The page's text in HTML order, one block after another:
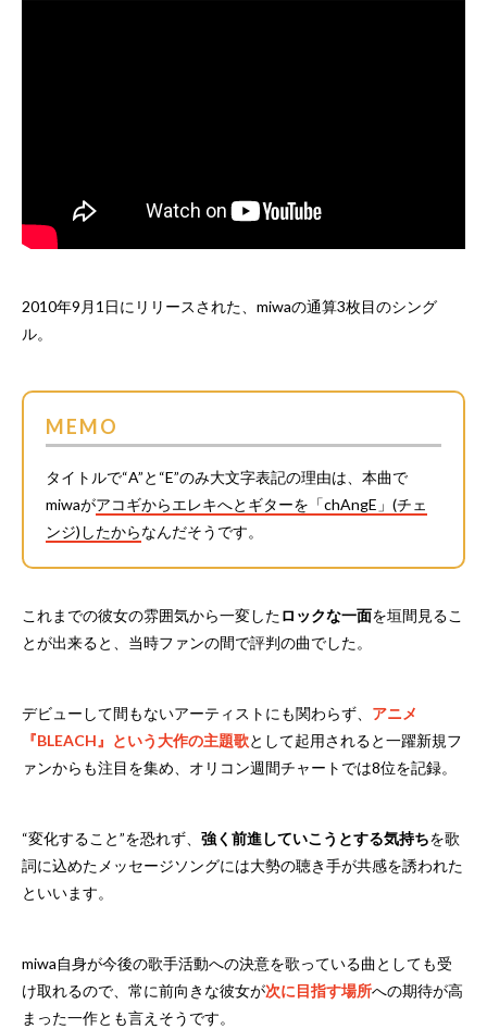
2010年9月1日にリリースされた、miwaの通算3枚目のシング
ル。
MEMO
タイトルで“A”と“E”のみ大文字表記の理由は、本曲で
miwaがアコギからエレキへとギターを「chAngE」(チェ
ンジ)したからなんだそうです。
これまでの彼女の雰囲気から一変したロックな一面を垣間見るこ
とが出来ると、当時ファンの間で評判の曲でした。
デビューして間もないアーティストにも関わらず、 アニメ
『BLEACH』という大作の主題歌として起用されると一躍新規フ
ァンからも注目を集め、オリコン週間チャートでは8位を記録。
“変化すること”を恐れず、 強く前進していこうとする気持ちを歌
詞に込めたメッセージソングには大勢の聴き手が共感を誘われた
といいます。
miwa自身が今後の歌手活動への決意を歌っている曲としても受
け取れるので、常に前向きな彼女が次に目指す場所への期待が高
まった一作とも言えそうです。